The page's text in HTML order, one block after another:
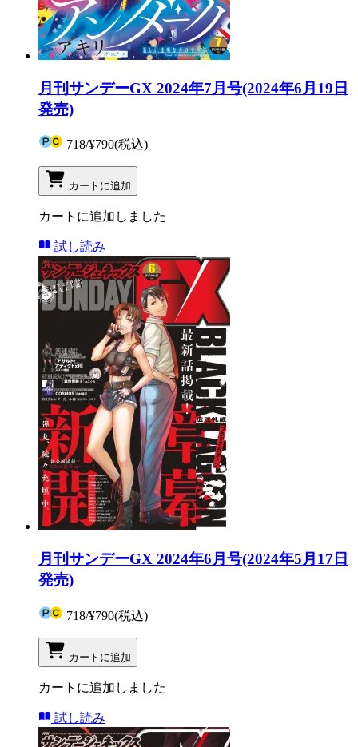
月刊サンデーGX 2024年7月号(2024年6月19日
発売)
718/¥790(税込)
カートに追加
カートに追加しました
試し読み
月刊サンデーGX 2024年6月号(2024年5月17日
発売)
718/¥790(税込)
カートに追加
カートに追加しました
試し読み